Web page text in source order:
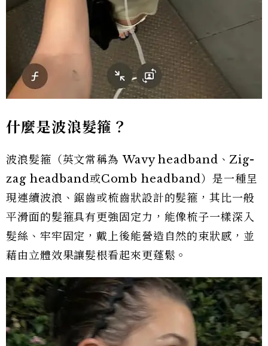
什麼是波浪髮箍？
波浪髮箍（英文常稱為 Wavy headband、Zig-
zag headband或Comb headband）是一種呈
現連續波浪、鋸齒或梳齒狀設計的髮箍，其比一般
平滑面的髮箍具有更強固定力，能像梳子一樣深入
髮絲、牢牢固定，戴上後能營造自然的束狀感，並
藉由立體效果讓髮根看起來更蓬鬆。